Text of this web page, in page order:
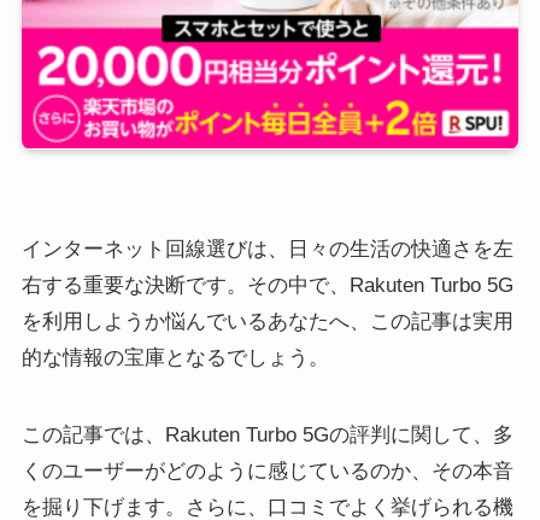
インターネット回線選びは、日々の生活の快適さを左
右する重要な決断です。その中で、Rakuten Turbo 5G
を利用しようか悩んでいるあなたへ、この記事は実用
的な情報の宝庫となるでしょう。
この記事では、Rakuten Turbo 5Gの評判に関して、多
くのユーザーがどのように感じているのか、その本音
を掘り下げます。さらに、口コミでよく挙げられる機